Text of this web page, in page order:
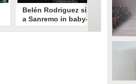
Belén Rodriguez si prepara
a Sanremo in baby-doll e
reggicalze: è lei la diva nel